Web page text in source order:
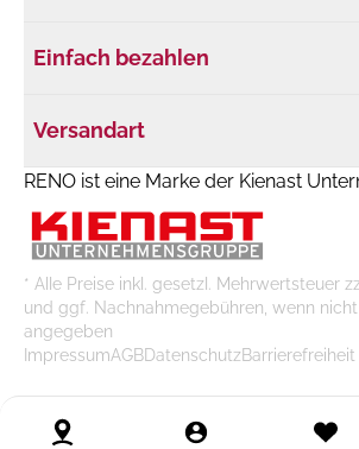
Einfach bezahlen
Versandart
RENO ist eine Marke der Kienast
* Alle Preise inkl. gesetzl. Mehrwertsteuer
und ggf. Nachnahmegebühren, wenn
angegeben
ImpressumAGBDatenschutzBarrierefreiheit